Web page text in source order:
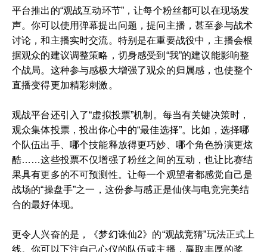
平台推出的“观战互动环节”，让每个粉丝都可以在现场发
声。你可以使用弹幕提出问题，提问主播，甚至参与战术
讨论，和主播实时交流。特别是在重要战役中，主播会根
据观众的建议调整策略，切身感受到“我”的建议能影响整
个战局。这种参与感极大增强了观众的归属感，也使整个
直播变得更加精彩刺激。
观战平台还引入了“虚拟投票”机制。每当有关键决策时，
观众集体投票，投出你心中的“最佳选择”。比如，选择哪
个队伍出手、哪个技能释放得更巧妙、哪个角色扮演更炫
酷……这些投票不仅增强了粉丝之间的互动，也让比赛结
果具有更多的不可预测性。让每一个观望者都感觉自己是
战场的“操盘手”之一，这份参与感正是仙侠与电竞完美结
合的最好体现。
更令人兴奋的是，《梦幻诛仙2》的“观战竞猜”玩法正式上
线。你可以下注自己心仪的队伍或主播，赢取丰厚的奖